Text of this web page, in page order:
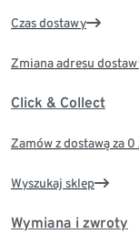
Czas dostawy
Zmiana adresu
Click & Collect
Zamów z dostawą za
Wyszukaj sklep
Wymiana i zwroty